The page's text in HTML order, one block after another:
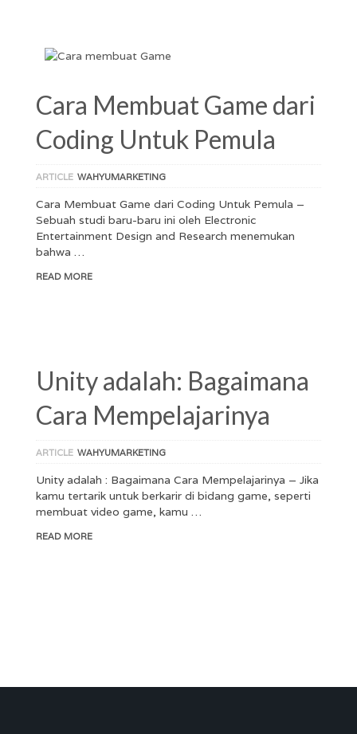
Cara Membuat Game dari
Coding Untuk Pemula
ARTICLE WAHYUMARKETING
Cara Membuat Game dari Coding Untuk Pemula –
Sebuah studi baru-baru ini oleh Electronic
Entertainment Design and Research menemukan
bahwa …
READ MORE
Unity adalah: Bagaimana
Cara Mempelajarinya
ARTICLE WAHYUMARKETING
Unity adalah : Bagaimana Cara Mempelajarinya – Jika
kamu tertarik untuk berkarir di bidang game, seperti
membuat video game, kamu …
READ MORE